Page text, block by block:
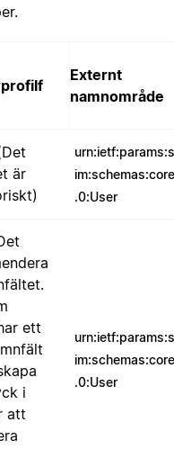
Externt
namnområde
är
.0:User
ett
i
att
.0:User